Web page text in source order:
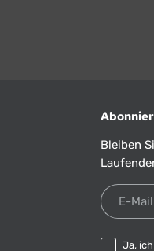
Bleiben
E-Mail-
Ja,